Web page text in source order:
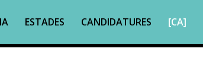
ESTADES CANDIDATURES [CA]